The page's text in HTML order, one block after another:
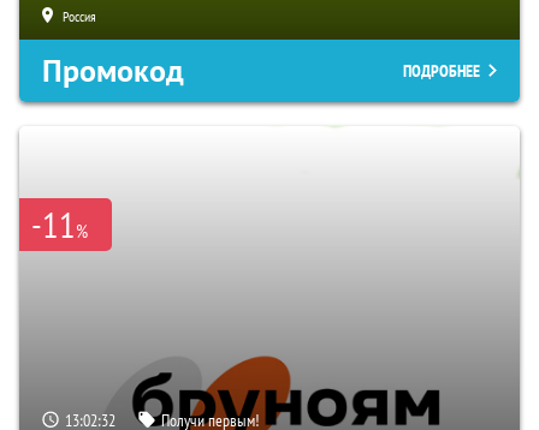
Россия
Промокод ПОДРОБНЕЕ
-11%
13:02:31 Получи первым!